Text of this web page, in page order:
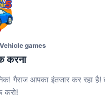
games
करना
गैराज आपका इंतजार कर रहा है!
करो!